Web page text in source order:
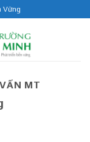
Vững
MT